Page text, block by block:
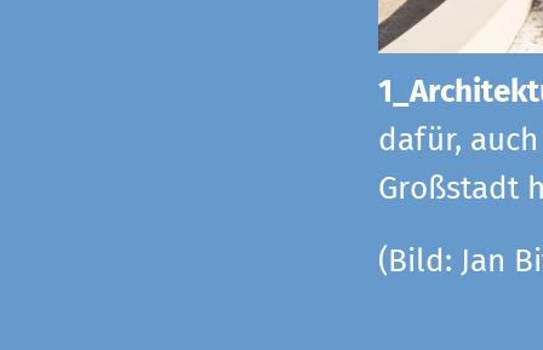
dafür,
Großstadt
(Bild: Jan